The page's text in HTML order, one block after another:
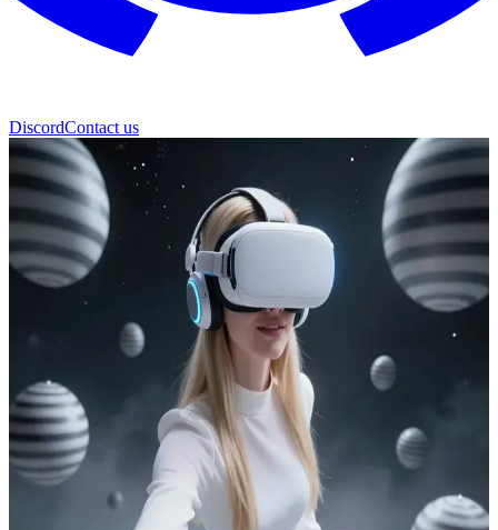
DiscordContact us